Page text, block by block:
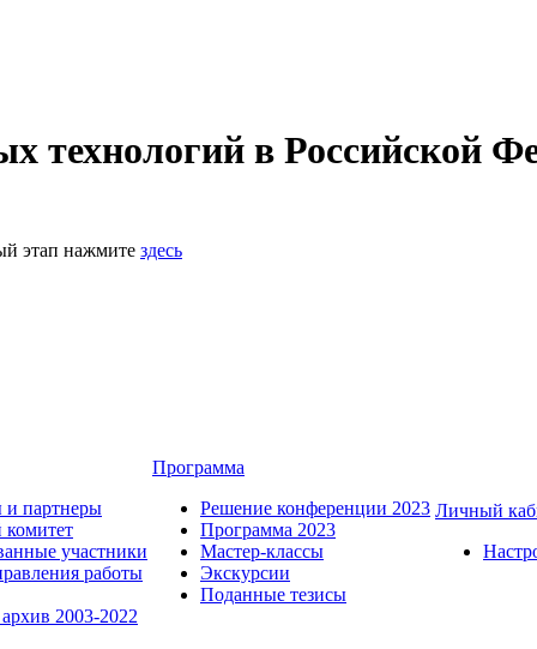
технологий в Российской
этап нажмите здесь
и партнеры
участники
работы
2003-2022
Программа
Решение конференции 2023
Программа 2023
Мастер-классы
Экскурсии
Поданные тезисы
Личный